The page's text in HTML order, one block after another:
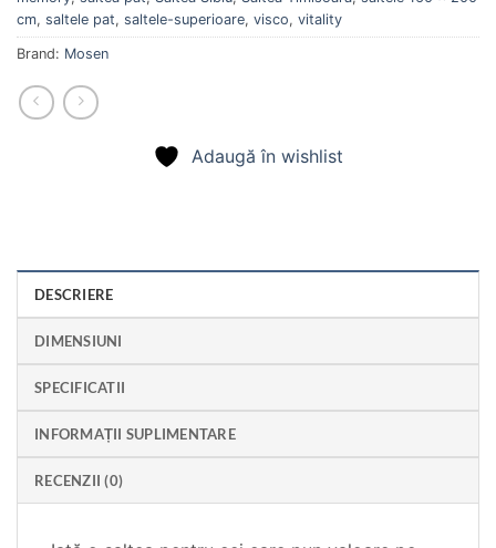
cm, saltele pat, saltele-superioare, visco, vitality
Brand: Mosen
Adaugă în wishlist
DESCRIERE
DIMENSIUNI
SPECIFICATII
INFORMAȚII SUPLIMENTARE
RECENZII (0)